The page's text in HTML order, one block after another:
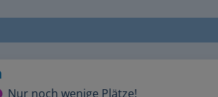
Nur noch wenige Plätze!